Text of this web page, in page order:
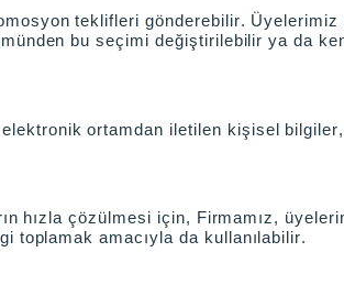
teklifleri gönderebilir. Üyelerimiz
bu seçimi değiştirilebilir ya da
ortamdan iletilen kişisel bilgiler,
hızla çözülmesi için, Firmamız,
toplamak amacıyla da kullanılabilir.